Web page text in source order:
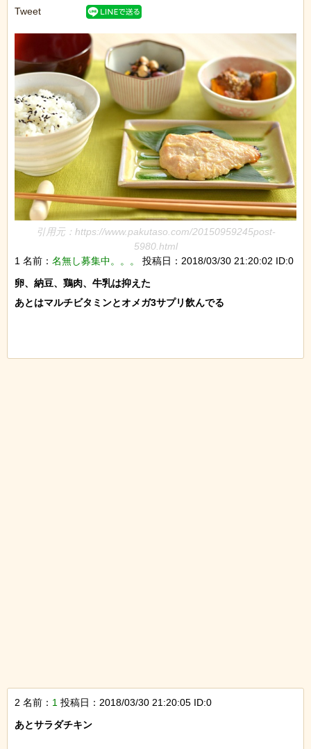
Tweet
引用元：https://www.pakutaso.com/20150959245post-
5980.html
1 名前： 名無し募集中。。。
投稿日：2018/03/30 21:20:02 ID:0
卵、納豆、鶏肉、牛乳は抑えた
あとはマルチビタミンとオメガ3サプリ飲んでる
2 名前： 1 投稿日：2018/03/30 21:20:05 ID:0
あとサラダチキン